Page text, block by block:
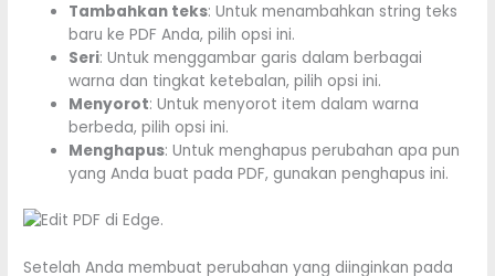
Tambahkan teks: Untuk menambahkan string teks
baru ke PDF Anda, pilih opsi ini.
Seri: Untuk menggambar garis dalam berbagai
warna dan tingkat ketebalan, pilih opsi ini.
Menyorot: Untuk menyorot item dalam warna
berbeda, pilih opsi ini.
Menghapus: Untuk menghapus perubahan apa pun
yang Anda buat pada PDF, gunakan penghapus ini.
Setelah Anda membuat perubahan yang diinginkan pada